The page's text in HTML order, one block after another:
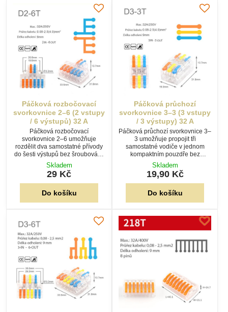
Páčková rozbočovací
svorkovnice 2–6 (2 vstupy
/ 6 výstupů) 32 A
Páčková rozbočovací
svorkovnice 2–6 umožňuje
rozdělit dva samostatné přívody
do šesti výstupů bez šroubování.
Transparentní tělo usnadňuje
kontrolu zapojení a páčky
zajišťují rychlou montáž.
Skladem
29 Kč
Do košíku
Páčková průchozí
svorkovnice 3–3 (3 vstupy
/ 3 výstupy) 32 A
Páčková průchozí svorkovnice 3–
3 umožňuje propojit tři
samostatné vodiče v jednom
kompaktním pouzdře bez
šroubování. Barevně odlišené
páčky usnadňují orientaci a
transparentní tělo kontrolu
zapojení.
Skladem
19,90 Kč
Do košíku